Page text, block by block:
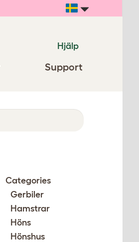
Hjälp
Support
Categories
Gerbiler
Hamstrar
Höns
Hönshus